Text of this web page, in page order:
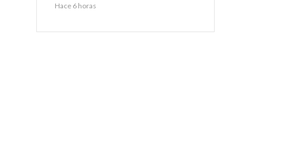
Hace 6 horas